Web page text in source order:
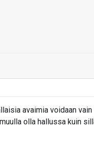
avaimia voidaan vain
olla hallussa kuin